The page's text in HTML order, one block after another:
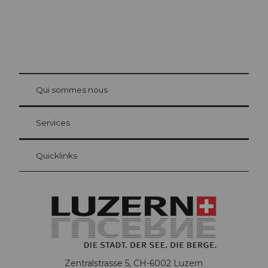
Carte d’hôte Lucerne
Vos avantages en tant qu'hôte pour la nuit
at Bre
Qui sommes nous
Services
Quicklinks
Zentralstrasse 5, CH-6002 Luzern